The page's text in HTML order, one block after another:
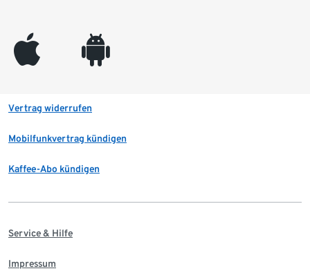
appleinc android
Vertrag widerrufen
Mobilfunkvertrag kündigen
Kaffee-Abo kündigen
Service & Hilfe
Impressum